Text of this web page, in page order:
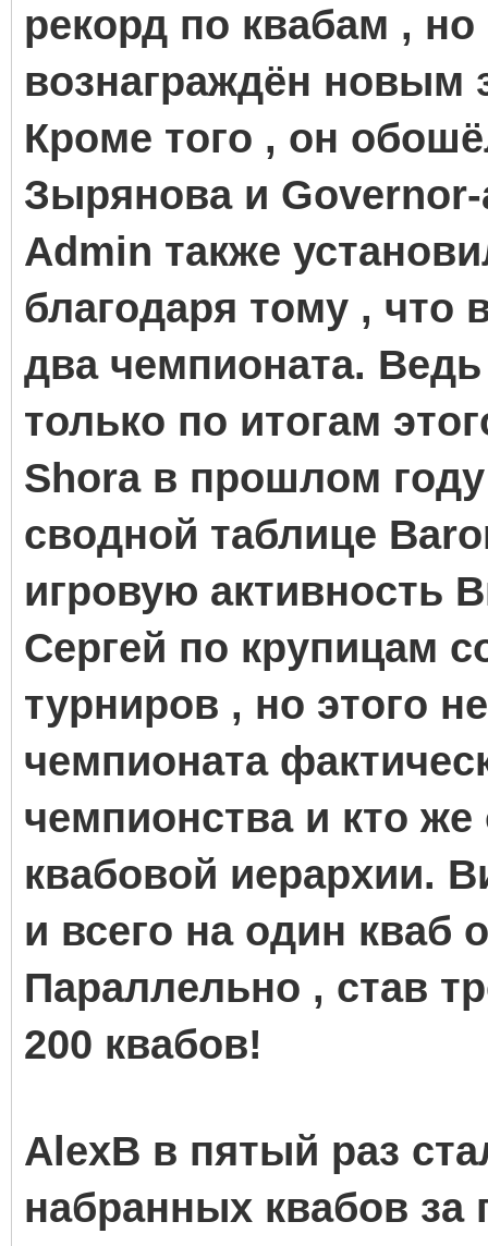
рекорд по квабам ,
вознаграждён новым
Кроме того , он
Зырянова и Governor-
Admin также
благодаря тому , что
два чемпионата.
только по итогам
Shora в прошлом
сводной таблице
игровую активность
Сергей по крупицам
турниров , но этого
чемпионата
чемпионства и кто
квабовой иерархии.
и всего на один кваб
Параллельно , став
200 квабов!
AlexB в пятый раз
набранных квабов за